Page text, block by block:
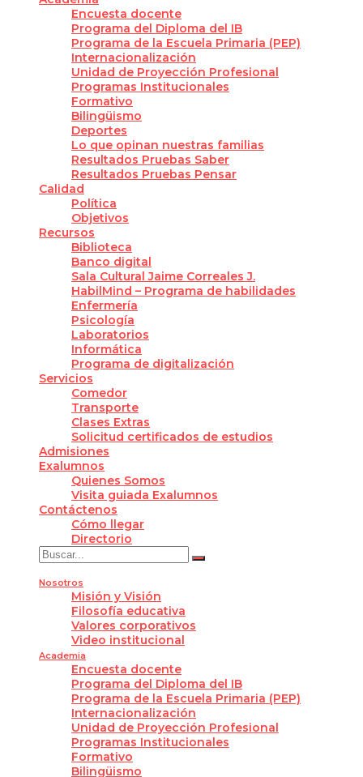
Encuesta docente
Programa del Diploma del IB
Programa de la Escuela Primaria (PEP)
Internacionalización
Unidad de Proyección Profesional
Programas Institucionales
Formativo
Bilingüismo
Deportes
Lo que opinan nuestras familias
Resultados Pruebas Saber
Resultados Pruebas Pensar
Calidad
Política
Objetivos
Recursos
Biblioteca
Banco digital
Sala Cultural Jaime Correales J.
HabilMind – Programa de habilidades
Enfermería
Psicología
Laboratorios
Informática
Programa de digitalización
Servicios
Comedor
Transporte
Clases Extras
Solicitud certificados de estudios
Admisiones
Exalumnos
Quienes Somos
Visita guiada Exalumnos
Contáctenos
Cómo llegar
Directorio
Nosotros
Misión y Visión
Filosofía educativa
Valores corporativos
Video institucional
Academia
Encuesta docente
Programa del Diploma del IB
Programa de la Escuela Primaria (PEP)
Internacionalización
Unidad de Proyección Profesional
Programas Institucionales
Formativo
Bilingüismo